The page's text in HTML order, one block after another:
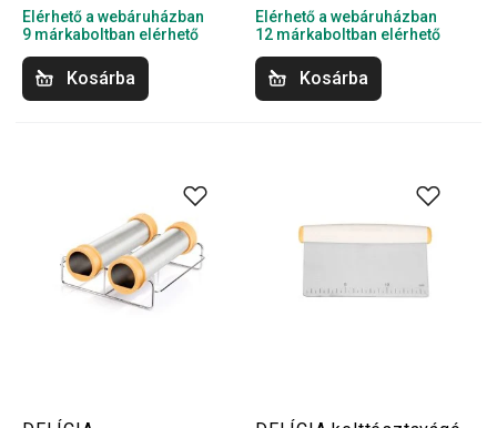
Elérhető a webáruházban
9 márkaboltban elérhető
Kosárba
Elérhető a webáruházban
12 márkaboltban elérhető
Kosárba